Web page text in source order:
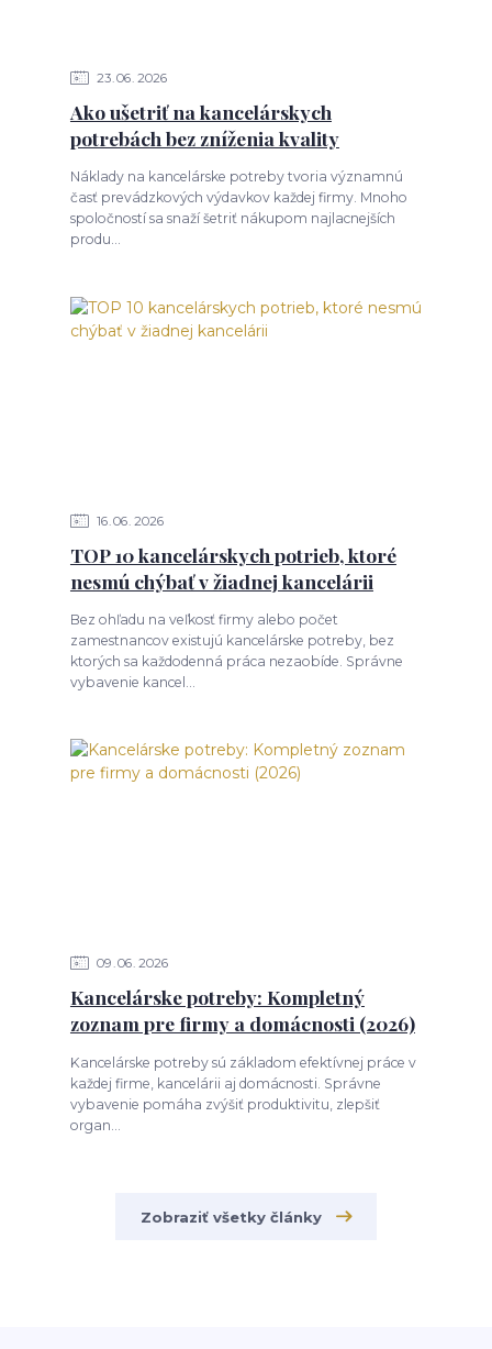
23 06 2026
Ako ušetriť na kancelárskych
potrebách bez zníženia kvality
Náklady na kancelárske potreby tvoria významnú
časť prevádzkových výdavkov každej firmy. Mnoho
spoločností sa snaží šetriť nákupom najlacnejších
produ...
16 06 2026
TOP 10 kancelárskych potrieb, ktoré
nesmú chýbať v žiadnej kancelárii
Bez ohľadu na veľkosť firmy alebo počet
zamestnancov existujú kancelárske potreby, bez
ktorých sa každodenná práca nezaobíde. Správne
vybavenie kancel...
09 06 2026
Kancelárske potreby: Kompletný
zoznam pre firmy a domácnosti (2026)
Kancelárske potreby sú základom efektívnej práce v
každej firme, kancelárii aj domácnosti. Správne
vybavenie pomáha zvýšiť produktivitu, zlepšiť
organ...
Zobraziť všetky články